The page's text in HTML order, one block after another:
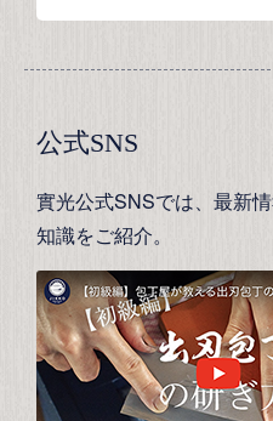
公式SNS
實光公式SNSでは、最新
知識をご紹介。